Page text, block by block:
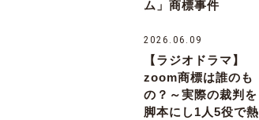
ム」商標事件
2026.06.09
【ラジオドラマ】
zoom商標は誰のも
の？～実際の裁判を
脚本にし1人5役で熱